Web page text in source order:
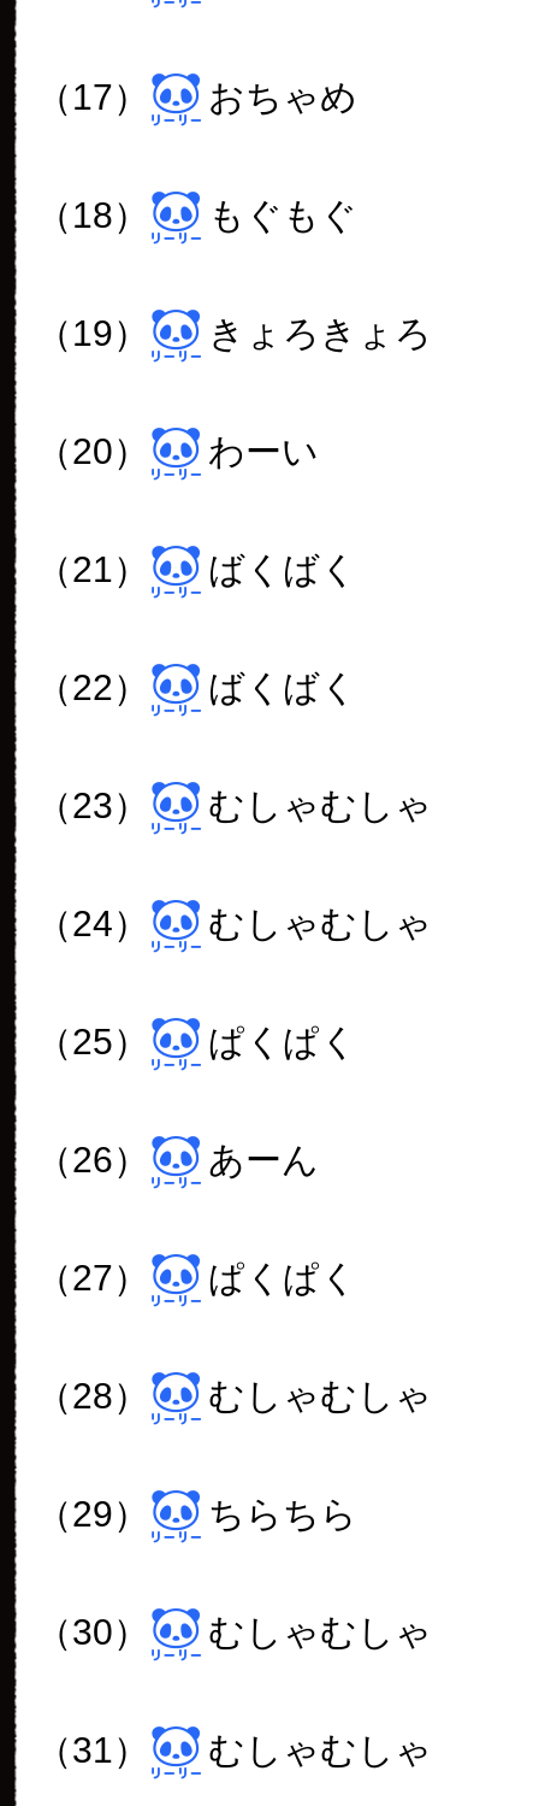
（17） おちゃめ
（18） もぐもぐ
（19） きょろきょろ
（20） わーい
（21） ばくばく
（22） ばくばく
（23） むしゃむしゃ
（24） むしゃむしゃ
（25） ぱくぱく
（26） あーん
（27） ぱくぱく
（28） むしゃむしゃ
（29） ちらちら
（30） むしゃむしゃ
（31） むしゃむしゃ